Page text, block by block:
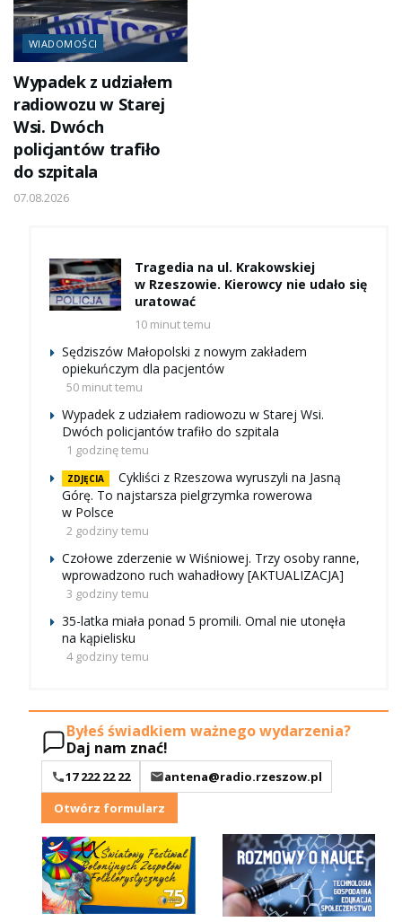
WIADOMOŚCI
Wypadek z udziałem
radiowozu w Starej
Wsi. Dwóch
policjantów trafiło
do szpitala
07.08.2026
Tragedia na ul. Krakowskiej
w Rzeszowie. Kierowcy nie udało się
uratować
10 minut temu
Sędziszów Małopolski z nowym zakładem
opiekuńczym dla pacjentów
50 minut temu
Wypadek z udziałem radiowozu w Starej Wsi.
Dwóch policjantów trafiło do szpitala
1 godzinę temu
ZDJĘCIA
Cykliści z Rzeszowa wyruszyli na Jasną
Górę. To najstarsza pielgrzymka rowerowa
w Polsce
2 godziny temu
Czołowe zderzenie w Wiśniowej. Trzy osoby ranne,
wprowadzono ruch wahadłowy [AKTUALIZACJA]
3 godziny temu
35-latka miała ponad 5 promili. Omal nie utonęła
na kąpielisku
4 godziny temu
Byłeś świadkiem ważnego wydarzenia?
Daj nam znać!
17 222 22 22
antena@radio.rzeszow.pl
Otwórz formularz